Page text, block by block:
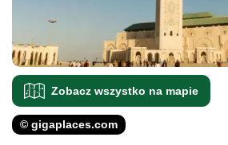
Zobacz wszystko na mapie
© gigaplaces.com